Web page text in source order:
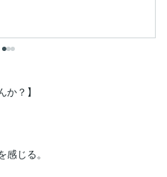
か？】
じる。